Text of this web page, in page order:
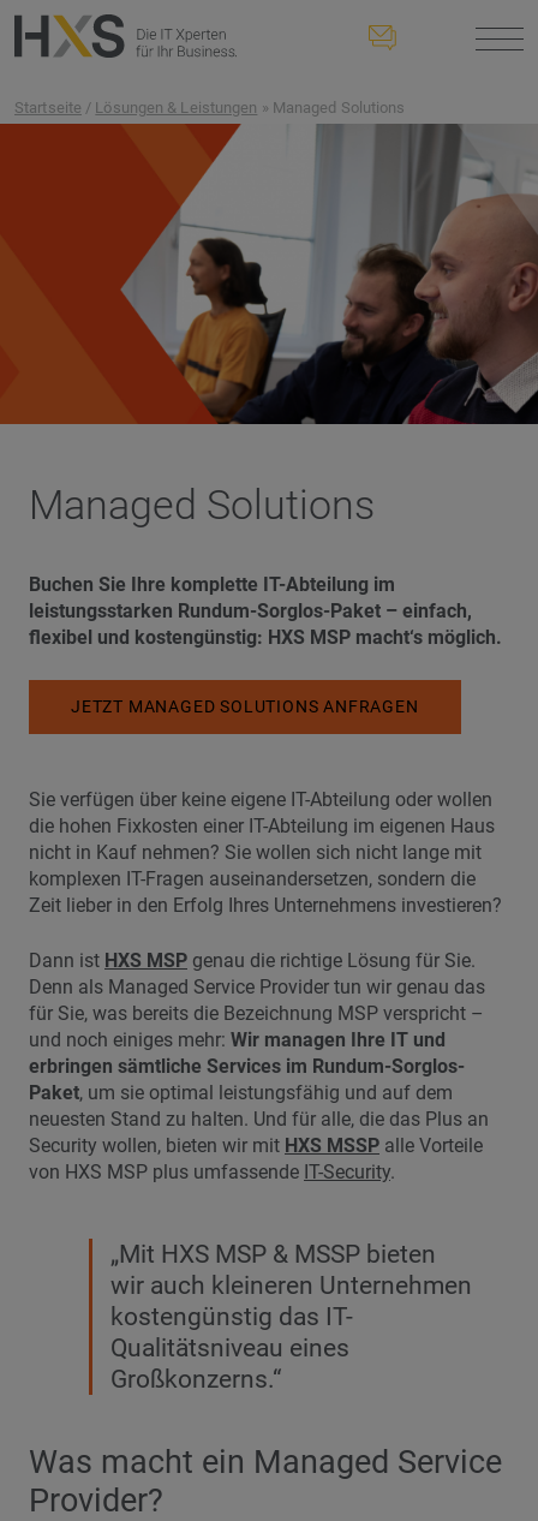
Startseite / Lösungen & Leistungen » Managed Solutions
Managed Solutions
Buchen Sie Ihre komplette IT-Abteilung im
leistungsstarken Rundum-Sorglos-Paket – einfach,
flexibel und kostengünstig: HXS MSP macht‘s möglich.
JETZT MANAGED SOLUTIONS ANFRAGEN
Sie verfügen über keine eigene IT-Abteilung oder ­wollen
die hohen Fixkosten einer IT-Abteilung im eigenen Haus
nicht in Kauf nehmen? Sie wollen sich nicht lange mit
komplexen IT-Fragen auseinandersetzen, sondern die
Zeit lieber in den Erfolg Ihres Unternehmens investieren?
Dann ist HXS MSP genau die richtige Lösung für Sie.
Denn als Managed ­Service Provider tun wir genau das
für Sie, was bereits die Bezeichnung MSP verspricht –
und noch einiges mehr: Wir managen Ihre IT und
erbringen sämtliche Services im Rundum-Sorglos-
Paket, um sie optimal leistungs­fähig und auf dem
neuesten Stand zu halten. Und für alle, die das Plus an
Security wollen, bieten wir mit HXS MSSP alle Vorteile
von HXS MSP plus umfassende IT-Security.
„Mit HXS MSP & MSSP bieten
wir auch kleineren Unternehmen
kostengünstig das IT-
Qualitätsniveau eines
Großkonzerns.“
Was macht ein Managed Service
Provider?